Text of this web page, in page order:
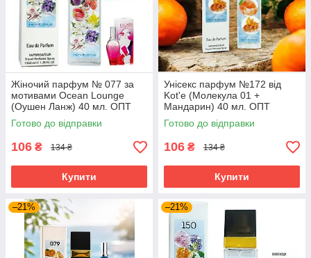
Жіночий парфум № 077 за
мотивами Ocean Lounge
(Оушен Ланж) 40 мл. ОПТ
Готово до відправки
106 ₴ 134 ₴
Купити
Унісекс парфум №172 від
Kot'e (Молекула 01 +
Мандарин) 40 мл. ОПТ
Готово до відправки
106 ₴ 134 ₴
Купити
–21% –21%